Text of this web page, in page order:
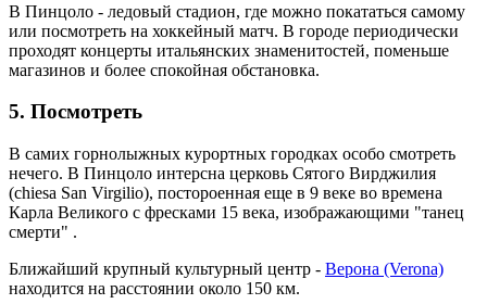
В Пинцоло - ледовый стадион, где можно покататься самому
или посмотреть на хоккейный матч. В городе периодически
проходят концерты итальянских знаменитостей, поменьше
магазинов и более спокойная обстановка.
5. Посмотреть
В самих горнолыжных курортных городках особо смотреть
нечего. В Пинцоло интерсна церковь Сятого Вирджилия
(chiesa San Virgilio), постороенная еще в 9 веке во времена
Карла Великого с фресками 15 века, изображающими "танец
смерти" .
Ближайший крупный культурный центр - Верона (Verona)
находится на расстоянии около 150 км.